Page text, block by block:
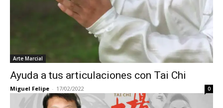
Arte Marcial
Ayuda a tus articulaciones con Tai Chi
Miguel Felipe - 17/02/2022 0